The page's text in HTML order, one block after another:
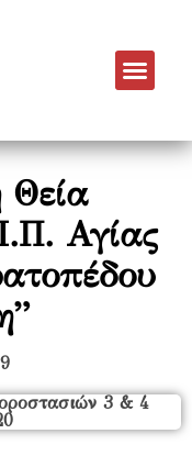
Θεία
Αγίας